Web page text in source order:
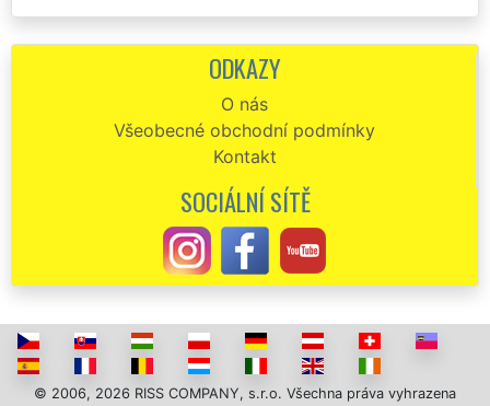
služeb. Sháněla jsem někoho, kdo mi zajistí vyklízecí práce v Ostravě,
včetně toho, aby přistavili kontejnery a postarali se o kompletní
společnost EXTRA SLUŽBY. Jejich služby využije určitě znova.
Jednoznačně doporučuju.
Naprostá spokojenost s touto firmou. Včera mi zajišťovali vyklízecí
práce v Ostravě. Vše klapalo jak jsme se domluvili. Doporučuju.
Vybrala jsem si tuto společnost, aby se mi postarala o kompletní
vyklízecí práce v Ostravě. S jejich přístupem i s jejich prací jsem byla
maximálně spokojená. Naprosto špičkově vše vyklidili a předali mi
čistý byt. Určitě doporučuji.
ODKAZY
O nás
Všeobecné obchodní podmínky
Kontakt
SOCIÁLNÍ SÍTĚ
© 2006, 2026 RISS COMPANY, s.r.o. Všechna práva vyhrazena